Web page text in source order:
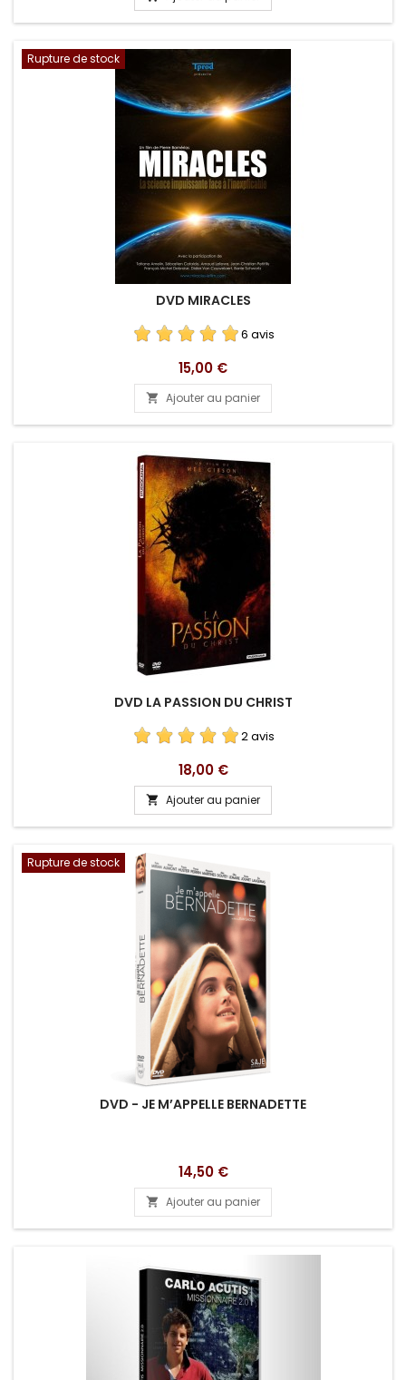
Rupture de stock
DVD MIRACLES
6 avis
Prix
15,00 €
 Ajouter au panier
DVD LA PASSION DU CHRIST
2 avis
Prix
18,00 €
 Ajouter au panier
Rupture de stock
DVD - JE M’APPELLE BERNADETTE
Prix
14,50 €
 Ajouter au panier